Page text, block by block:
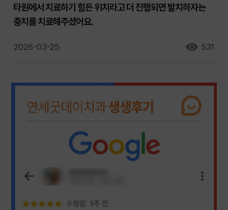
타원에서 치료하기 힘든 위치라고 더 진행되면 발치하자는
충치를 치료해주셨어요.
2026-03-25 531